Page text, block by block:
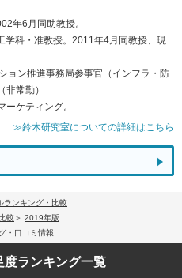
年6月同助教授。
科・准教授。2011年4月同教授、現
ョン推進事務局参事官（インフラ・防
常勤）
ケティング。
≫鈴木研究室についての詳細はこちら
ランキング・比較
較
2019年版
・口コミ情報
度ランキング一覧